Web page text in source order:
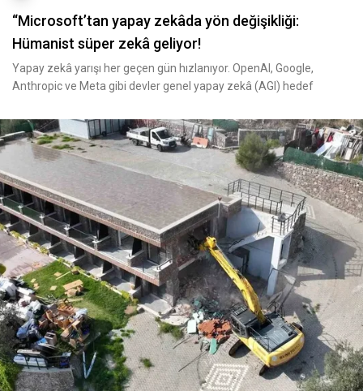
“Microsoft’tan yapay zekâda yön değişikliği:
Hümanist süper zekâ geliyor!
Yapay zekâ yarışı her geçen gün hızlanıyor. OpenAI, Google,
Anthropic ve Meta gibi devler genel yapay zekâ (AGI) hedef